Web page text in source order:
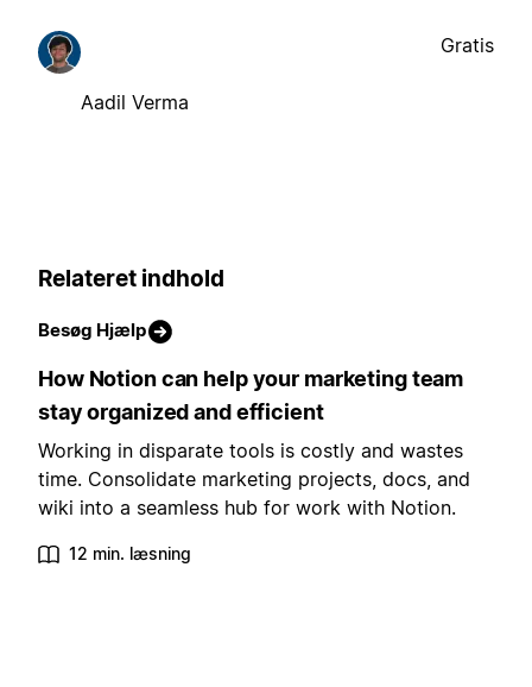
Aadil Verma
Gratis
Relateret indhold
Besøg Hjælp
How Notion can help your marketing team
stay organized and efficient
Working in disparate tools is costly and wastes
time. Consolidate marketing projects, docs, and
wiki into a seamless hub for work with Notion.
12 min. læsning